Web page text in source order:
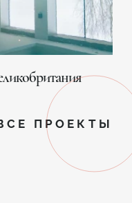
ПРОЕКТЫ